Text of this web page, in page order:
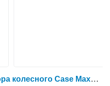
Гидроцилиндр для трактора колесного Case Maxxum 115